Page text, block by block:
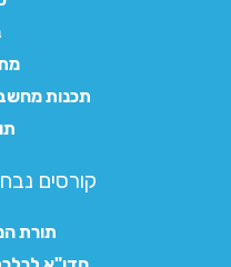
תכנות מחשב
קורסים
תורת